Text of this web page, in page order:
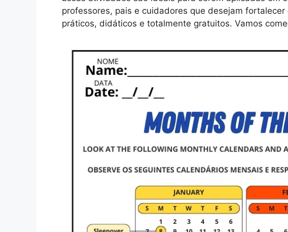
professores, pais e cuidadores que desejam
práticos, didáticos e totalmente gratuitos. Vamos